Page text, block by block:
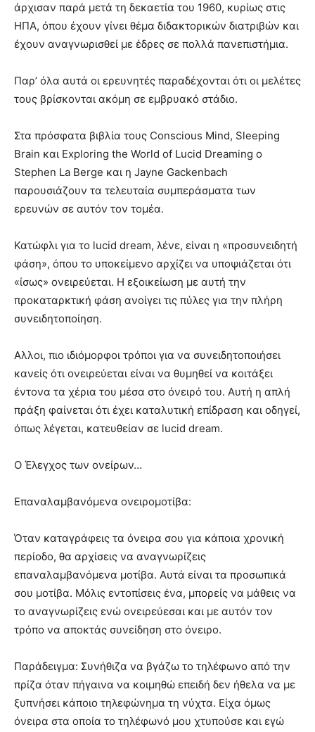
άρχισαν παρά μετά τη δεκαετία του 1960, κυρίως στις
ΗΠΑ, όπου έχουν γίνει θέμα διδακτορικών διατριβών και
έχουν αναγνωρισθεί με έδρες σε πολλά πανεπιστήμια.
Παρ’ όλα αυτά οι ερευνητές παραδέχονται ότι οι μελέτες
τους βρίσκονται ακόμη σε εμβρυακό στάδιο.
Στα πρόσφατα βιβλία τους Conscious Mind, Sleeping
Brain και Exploring the World of Lucid Dreaming o
Stephen La Berge και η Jayne Gackenbach
παρουσιάζουν τα τελευταία συμπεράσματα των
ερευνών σε αυτόν τον τομέα.
Κατώφλι για το lucid dream, λένε, είναι η «προσυνειδητή
φάση», όπου το υποκείμενο αρχίζει να υποψιάζεται ότι
«ίσως» ονειρεύεται. Η εξοικείωση με αυτή την
προκαταρκτική φάση ανοίγει τις πύλες για την πλήρη
συνειδητοποίηση.
Αλλοι, πιο ιδιόμορφοι τρόποι για να συνειδητοποιήσει
κανείς ότι ονειρεύεται είναι να θυμηθεί να κοιτάξει
έντονα τα χέρια του μέσα στο όνειρό του. Αυτή η απλή
πράξη φαίνεται ότι έχει καταλυτική επίδραση και οδηγεί,
όπως λέγεται, κατευθείαν σε lucid dream.
Ο Έλεγχος των ονείρων…
Επαναλαμβανόμενα ονειρομοτίβα:
Όταν καταγράφεις τα όνειρα σου για κάποια χρονική
περίοδο, θα αρχίσεις να αναγνωρίζεις
επαναλαμβανόμενα μοτίβα. Αυτά είναι τα προσωπικά
σου μοτίβα. Μόλις εντοπίσεις ένα, μπορείς να μάθεις να
το αναγνωρίζεις ενώ ονειρεύεσαι και με αυτόν τον
τρόπο να αποκτάς συνείδηση στο όνειρο.
Παράδειγμα: Συνήθιζα να βγάζω το τηλέφωνο από την
πρίζα όταν πήγαινα να κοιμηθώ επειδή δεν ήθελα να με
ξυπνήσει κάποιο τηλεφώνημα τη νύχτα. Είχα όμως
όνειρα στα οποία το τηλέφωνό μου χτυπούσε και εγώ